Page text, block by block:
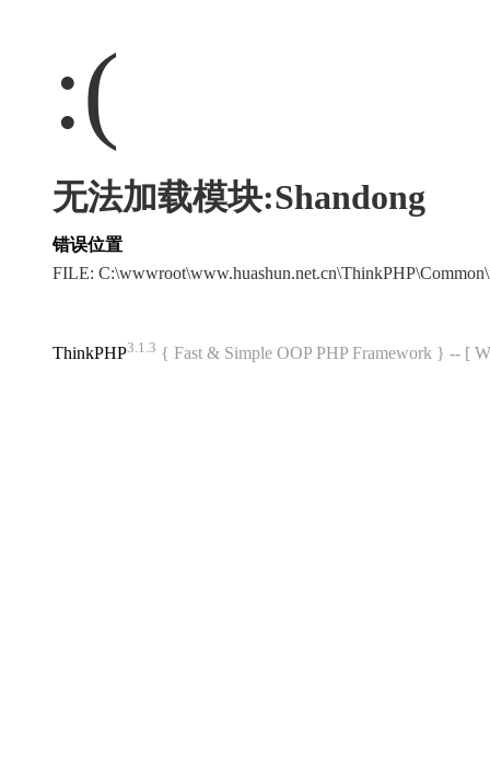
:(
无法加载模块:Shandong
错误位置
FILE:
ThinkPHP3.1.3 { Fast & Simple OOP PHP Framework } -- [